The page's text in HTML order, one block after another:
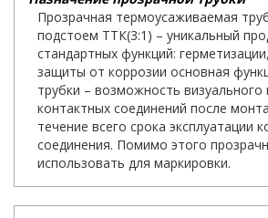
Прозрачная термоусаживаемая
подстоем ТТК(3:1) – уникальный
стандартных функций:
защиты от коррозии основная
трубки – возможность визуального
контактных соединений после
течение всего срока эксплуатации
соединения. Помимо этого
использовать для маркировки.